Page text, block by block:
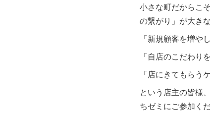
小さな町だからこ
の繋がり」が大き
「新規顧客を増や
「自店のこだわり
「店にきてもらう
という店主の皆様
ちゼミにご参加く